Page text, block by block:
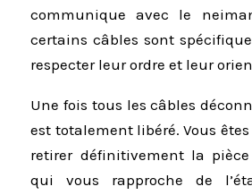
communique avec le
certains câbles sont
respecter leur ordre et leur
Une fois tous les câbles
est totalement libéré. Vous
retirer définitivement la pièce
qui vous rapproche de